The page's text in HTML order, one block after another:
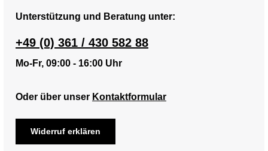
Unterstützung und Beratung unter:
+49 (0) 361 / 430 582 88
Mo-Fr, 09:00 - 16:00 Uhr
Oder über unser Kontaktformular
Widerruf erklären